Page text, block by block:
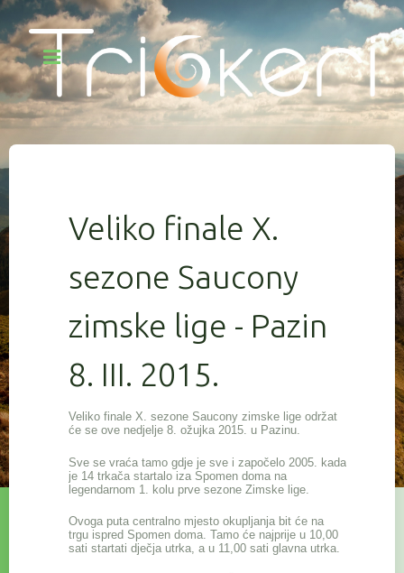
Veliko finale X.
sezone Saucony
zimske lige - Pazin
8. III. 2015.
Veliko finale X. sezone Saucony zimske lige održat
će se ove nedjelje 8. ožujka 2015. u Pazinu.
Sve se vraća tamo gdje je sve i započelo 2005. kada
je 14 trkača startalo iza Spomen doma na
legendarnom 1. kolu prve sezone Zimske lige.
Ovoga puta centralno mjesto okupljanja bit će na
trgu ispred Spomen doma. Tamo će najprije u 10,00
sati startati dječja utrka, a u 11,00 sati glavna utrka.